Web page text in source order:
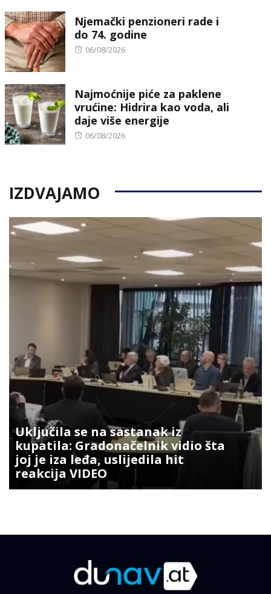
Njemački penzioneri rade i
do 74. godine
Posted
06/08/2026
Najmoćnije piće za paklene
vrućine: Hidrira kao voda, ali
daje više energije
Posted
06/08/2026
IZDVAJAMO
Uključila se na sastanak iz
kupatila: Gradonačelnik vidio šta
joj je iza leđa, uslijedila hit
reakcija VIDEO